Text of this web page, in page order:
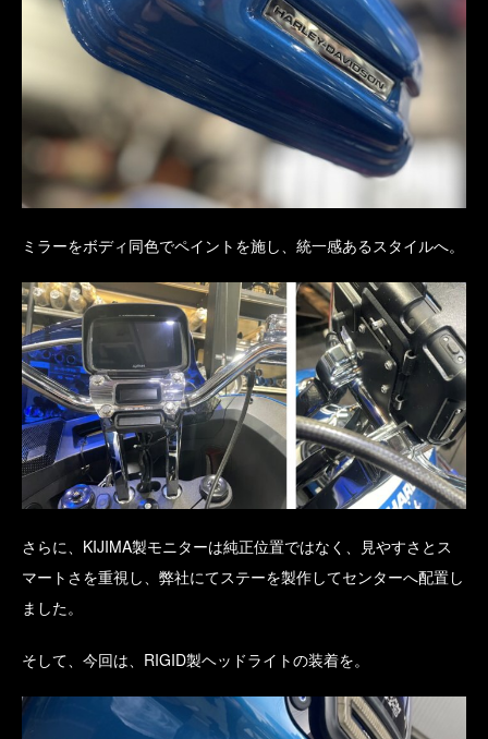
ミラーをボディ同色でペイントを施し、統一感あるスタイルへ。
さらに、KIJIMA製モニターは純正位置ではなく、見やすさとス
マートさを重視し、弊社にてステーを製作してセンターへ配置し
ました。
そして、今回は、RIGID製ヘッドライトの装着を。